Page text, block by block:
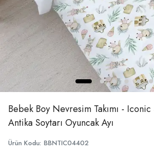
Bebek Boy Nevresim Takımı -
Antika Soytarı Oyuncak Ayı
Ürün Kodu: BBNTIC04402